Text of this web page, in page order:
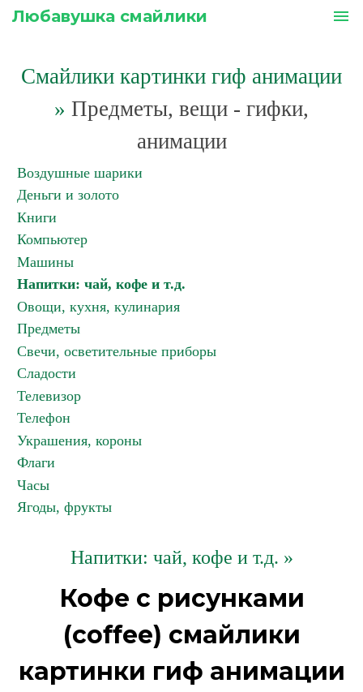
Любавушка смайлики menu
Смайлики картинки гиф анимации
» Предметы, вещи - гифки,
анимации
Воздушные шарики
Деньги и золото
Книги
Компьютер
Машины
Напитки: чай, кофе и т.д.
Овощи, кухня, кулинария
Предметы
Свечи, осветительные приборы
Сладости
Телевизор
Телефон
Украшения, короны
Флаги
Часы
Ягоды, фрукты
Напитки: чай, кофе и т.д. »
Кофе с рисунками
(coffee) смайлики
картинки гиф анимации